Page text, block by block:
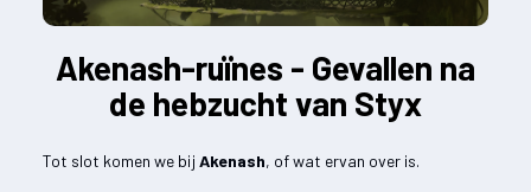
Akenash-ruïnes - Gevallen na
de hebzucht van Styx
Tot slot komen we bij Akenash, of wat ervan over is.